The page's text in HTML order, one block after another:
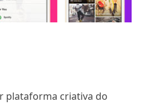
plataforma criativa do